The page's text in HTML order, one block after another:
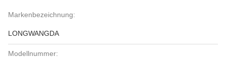
Markenbezeichnung:
LONGWANGDA
Modellnummer: